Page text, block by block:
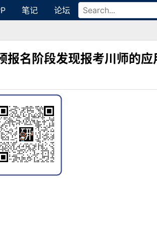
笔记 论坛
报名阶段发现报考川师的应